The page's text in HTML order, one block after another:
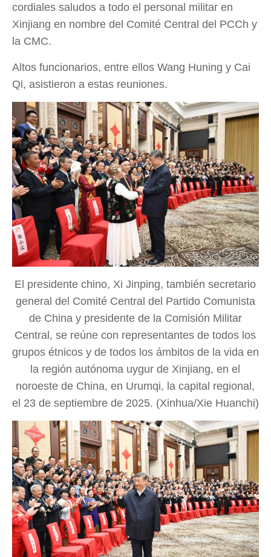
cordiales saludos a todo el personal militar en
Xinjiang en nombre del Comité Central del PCCh y
la CMC.
Altos funcionarios, entre ellos Wang Huning y Cai
Qi, asistieron a estas reuniones.
El presidente chino, Xi Jinping, también secretario
general del Comité Central del Partido Comunista
de China y presidente de la Comisión Militar
Central, se reúne con representantes de todos los
grupos étnicos y de todos los ámbitos de la vida en
la región autónoma uygur de Xinjiang, en el
noroeste de China, en Urumqi, la capital regional,
el 23 de septiembre de 2025. (Xinhua/Xie Huanchi)